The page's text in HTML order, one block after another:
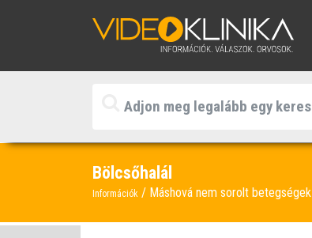
Bölcsőhalál
Információk Máshová nem sorolt betegségek